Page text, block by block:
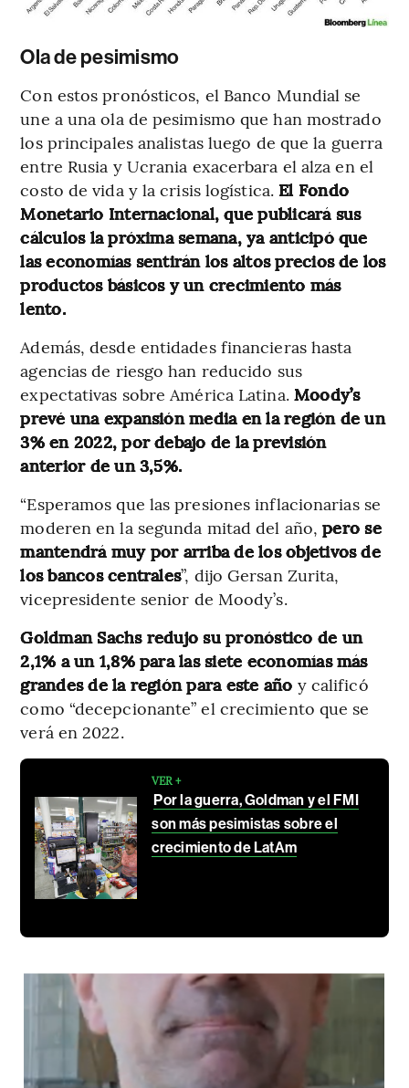
Ola de pesimismo
Con estos pronósticos, el Banco Mundial se
une a una ola de pesimismo que han mostrado
los principales analistas luego de que la guerra
entre Rusia y Ucrania exacerbara el alza en el
costo de vida y la crisis logística. El Fondo
Monetario Internacional, que publicará sus
cálculos la próxima semana, ya anticipó que
las economías sentirán los altos precios de los
productos básicos y un crecimiento más
lento.
Además, desde entidades financieras hasta
agencias de riesgo han reducido sus
expectativas sobre América Latina. Moody’s
prevé una expansión media en la región de un
3% en 2022, por debajo de la previsión
anterior de un 3,5%.
“Esperamos que las presiones inflacionarias se
moderen en la segunda mitad del año,pero se
mantendrá muy por arriba de los objetivos de
los bancos centrales”, dijo Gersan Zurita,
vicepresidente senior de Moody’s.
Goldman Sachs redujo su pronóstico de un
2,1% a un 1,8% para las siete economías más
grandes de la región para este año y calificó
como “decepcionante” el crecimiento que se
verá en 2022.
VER +
Por la guerra, Goldman y el FMI
son más pesimistas sobre el
crecimiento de LatAm